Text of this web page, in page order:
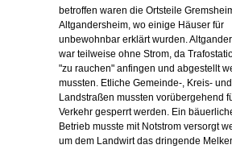
betroffen waren die Ortsteile
Altgandersheim, wo einige Häuser für
unbewohnbar erklärt wurden.
war teilweise ohne Strom, da
"zu rauchen" anfingen und abgestellt
mussten. Etliche Gemeinde-, Kreis- und
Landstraßen mussten vorübergehend
Verkehr gesperrt werden. Ein
Betrieb musste mit Notstrom versorgt
um dem Landwirt das dringende